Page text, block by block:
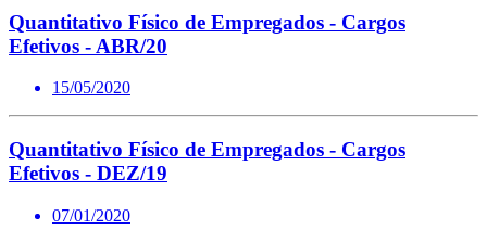
Quantitativo Físico de Empregados - Cargos
Efetivos - ABR/20
15/05/2020
Quantitativo Físico de Empregados - Cargos
Efetivos - DEZ/19
07/01/2020